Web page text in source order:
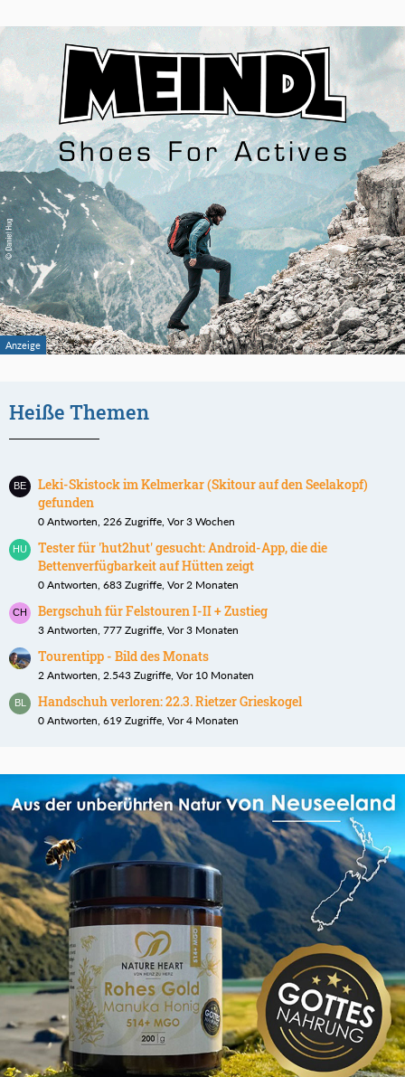
Heiße Themen
Leki-Skistock im Kelmerkar (Skitour auf den Seelakopf)
gefunden
0 Antworten, 226 Zugriffe, Vor 3 Wochen
Tester für 'hut2hut' gesucht: Android-App, die die
Bettenverfügbarkeit auf Hütten zeigt
0 Antworten, 683 Zugriffe, Vor 2 Monaten
Bergschuh für Felstouren I-II + Zustieg
3 Antworten, 777 Zugriffe, Vor 3 Monaten
Tourentipp - Bild des Monats
2 Antworten, 2.543 Zugriffe, Vor 10 Monaten
Handschuh verloren: 22.3. Rietzer Grieskogel
0 Antworten, 619 Zugriffe, Vor 4 Monaten